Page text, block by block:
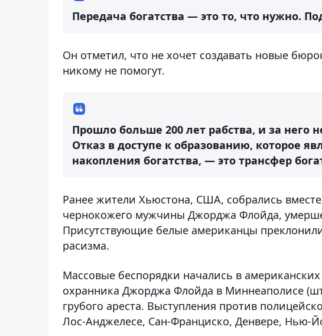
Передача богатства — это то, что нужно.
Он отметил, что не хочет создавать новые
никому не помогут.
Прошло больше 200 лет рабства, и за
Отказ в доступе к образованию, которое
накопления богатства, — это трансфер
Ранее жители Хьюстона, США, собрались
чернокожего мужчины Джорджа Флойда,
Присутствующие белые американцы
расизма.
Массовые беспорядки начались в
охранника Джорджа Флойда в Миннеаполисе
грубого ареста. Выступления против
Лос-Анджелесе, Сан-Франциско, Денвере, Нью-